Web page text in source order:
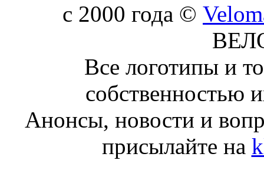
c 2000 года ©
Все логотипы и
собственностью
Анонсы, новости и
присылайте на